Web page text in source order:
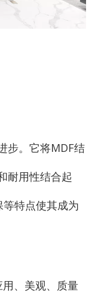
步。它将MDF结
耐用性结合起
特点使其成为
、美观、质量